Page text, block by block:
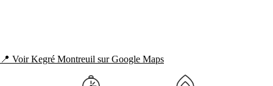
📍 Voir Kegré Montreuil sur Google Maps